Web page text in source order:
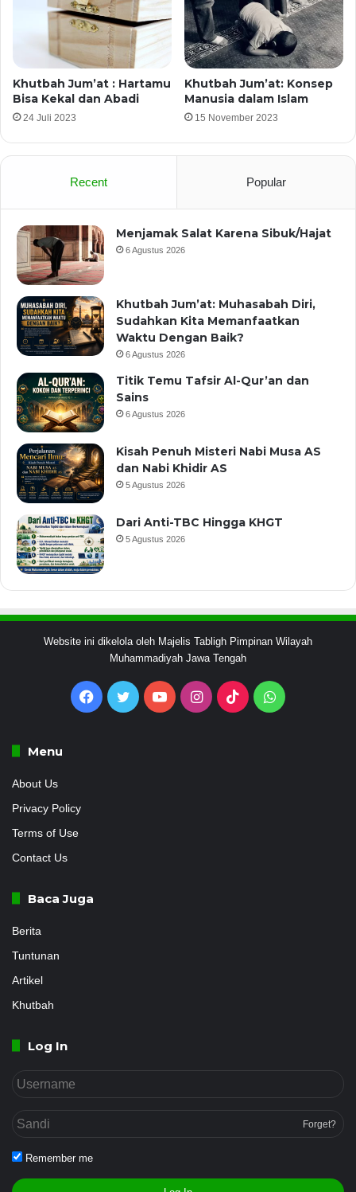
Khutbah Jum’at : Hartamu
Bisa Kekal dan Abadi
24 Juli 2023
Khutbah Jum’at: Konsep
Manusia dalam Islam
15 November 2023
Recent Popular
Menjamak Salat Karena Sibuk/Hajat
6 Agustus 2026
Khutbah Jum’at: Muhasabah Diri,
Sudahkan Kita Memanfaatkan
Waktu Dengan Baik?
6 Agustus 2026
Titik Temu Tafsir Al-Qur’an dan
Sains
6 Agustus 2026
Kisah Penuh Misteri Nabi Musa AS
dan Nabi Khidir AS
5 Agustus 2026
Dari Anti-TBC Hingga KHGT
5 Agustus 2026
Website ini dikelola oleh Majelis Tabligh Pimpinan Wilayah
Muhammadiyah Jawa Tengah
Facebook
Twitter YouTubeInstagram
TikTokWhatsApp
Menu
About Us
Privacy Policy
Terms of Use
Contact Us
Baca Juga
Berita
Tuntunan
Artikel
Khutbah
Log In
Forget?
Remember me